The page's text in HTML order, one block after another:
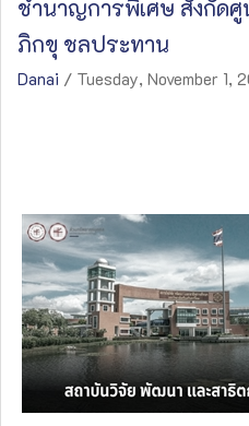
ชำนาญการพิเศษ สังกั
ภิกขุ ชลประทาน
Danai / Tuesday, November 1,